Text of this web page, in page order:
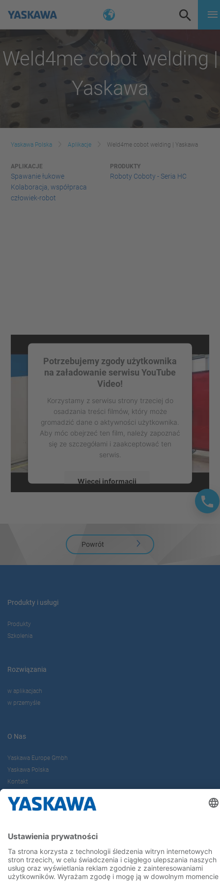
Weld4me cobot welding |
Yaskawa
Yaskawa Polska Aplikacje Weld4me cobot welding | Yaskawa
APLIKACJE
Spawanie łukowe
Kolaboracja, współpraca
człowiek-robot
PRODUKTY
Roboty Coboty - Seria HC
Potrzebujemy zgody użytkownika
na załadowanie serwisu YouTube
Video!
Korzystamy z serwisu strony trzeciej do
osadzania treści filmów, który może
gromadzić dane o aktywności użytkownika.
Aby móc obejrzeć ten film, należy zapoznać
się ze szczegółami i zaakceptować ten
serwis.
Więcej informacji
Management Platform
Powrót
Produkty i usługi
Produkty
Szkolenia
Rozwiązania
w aplikacjach
w przemyśle
O Nas
Yaskawa Europe Gmbh
Yaskawa Polska
Kontakt
Bądź z nami na bieżąco